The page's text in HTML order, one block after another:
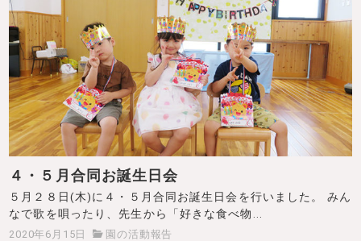
４・５月合同お誕生日会
５月２８日(木)に４・５月合同お誕生日会を行いました。 みん
なで歌を唄ったり、先生から「好きな食べ物...
2020年6月15日 園の活動報告